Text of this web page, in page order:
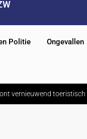
Politie Ongevallen
vernieuwend